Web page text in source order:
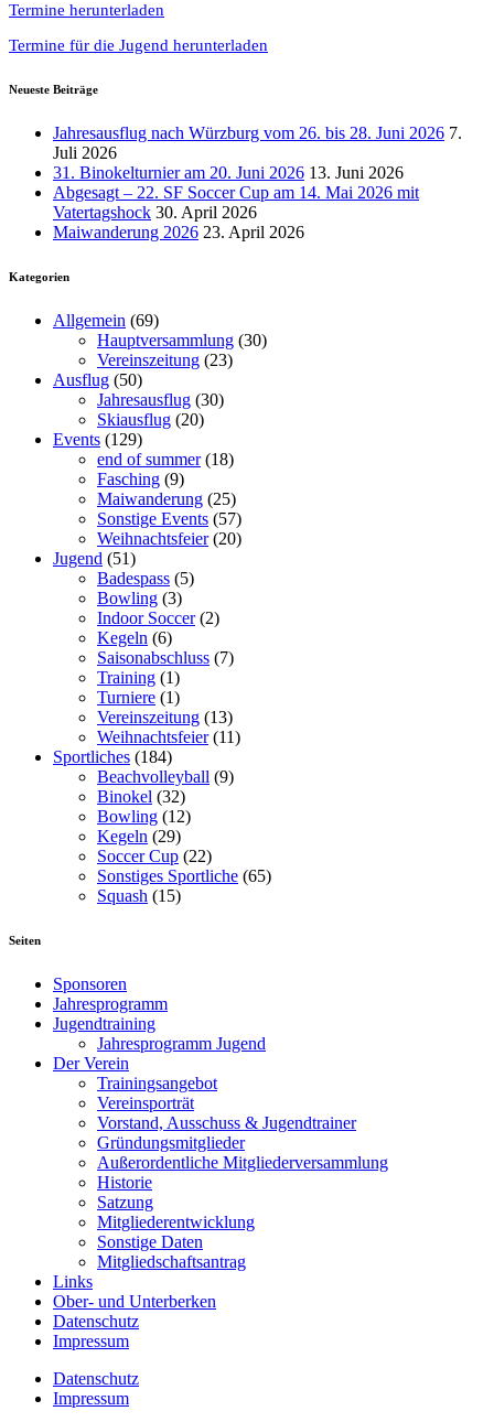
Termine herunterladen
Termine für die Jugend herunterladen
Neueste Beiträge
Jahresausflug nach Würzburg vom 26. bis 28. Juni 2026 7.
Juli 2026
31. Binokelturnier am 20. Juni 2026 13. Juni 2026
Abgesagt – 22. SF Soccer Cup am 14. Mai 2026 mit
Vatertagshock 30. April 2026
Maiwanderung 2026 23. April 2026
Kategorien
Allgemein (69)
Hauptversammlung (30)
Vereinszeitung (23)
Ausflug (50)
Jahresausflug (30)
Skiausflug (20)
Events (129)
end of summer(18)
Fasching (9)
Maiwanderung (25)
Sonstige Events (57)
Weihnachtsfeier(20)
Jugend (51)
Badespass (5)
Bowling (3)
Indoor Soccer(2)
Kegeln (6)
Saisonabschluss (7)
Training (1)
Turniere (1)
Vereinszeitung (13)
Weihnachtsfeier(11)
Sportliches (184)
Beachvolleyball (9)
Binokel (32)
Bowling (12)
Kegeln (29)
Soccer Cup (22)
Sonstiges Sportliche (65)
Squash (15)
Seiten
Sponsoren
Jahresprogramm
Jugendtraining
Jahresprogramm Jugend
Der Verein
Trainingsangebot
Vereinsporträt
Vorstand, Ausschuss & Jugendtrainer
Gründungsmitglieder
Außerordentliche Mitgliederversammlung
Historie
Satzung
Mitgliederentwicklung
Sonstige Daten
Mitgliedschaftsantrag
Links
Ober- und Unterberken
Datenschutz
Impressum
Datenschutz
Impressum